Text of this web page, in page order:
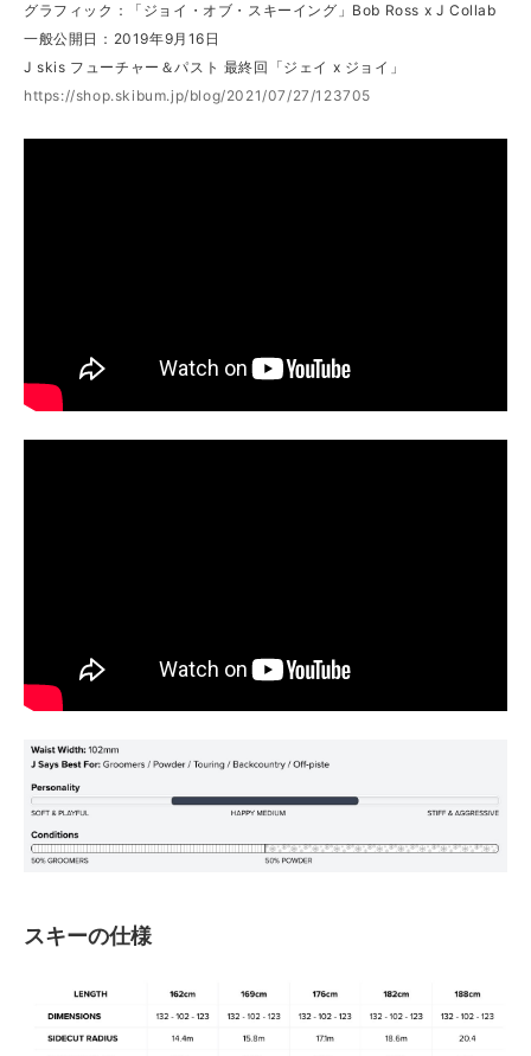
グラフィック：「ジョイ・オブ・スキーイング」Bob Ross x J Collab
一般公開日：2019年9月16日
J skis フューチャー＆パスト 最終回「ジェイ x ジョイ」
https://shop.skibum.jp/blog/2021/07/27/123705
スキーの仕様